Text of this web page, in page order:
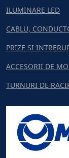
ILUMINARE LED
CABLU,
PRIZE SI
ACCESORII DE
TURNURI DE